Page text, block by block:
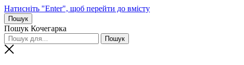
Натисніть "Enter", щоб перейти до вмісту
Пошук
Пошук Кочегарка